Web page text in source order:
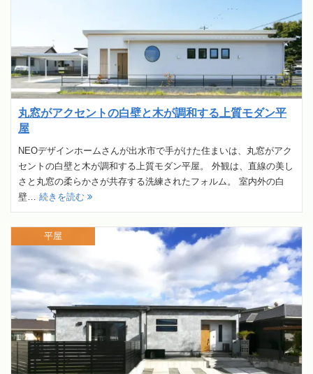
丸窓がアクセントの白壁と木が調和する上質モダン平
屋
NEOデザインホームさんが出水市で手がけた住まいは、丸窓がアク
セントの白壁と木が調和する上質モダン平屋。 外観は、直線の美し
さと丸窓の柔らかさが共存する洗練されたフォルム。 室内外の白
壁… 続きを読む
平屋